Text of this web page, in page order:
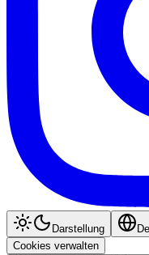
Darstellung
Cookies verwalten